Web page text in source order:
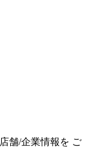
店舗/企業情報を ご